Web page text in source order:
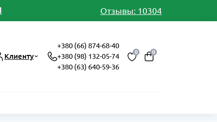
Отзывы: 10304
Клиенту
+380 (66) 874-68-40
+380 (98) 132-05-74
+380 (63) 640-59-36
0 0